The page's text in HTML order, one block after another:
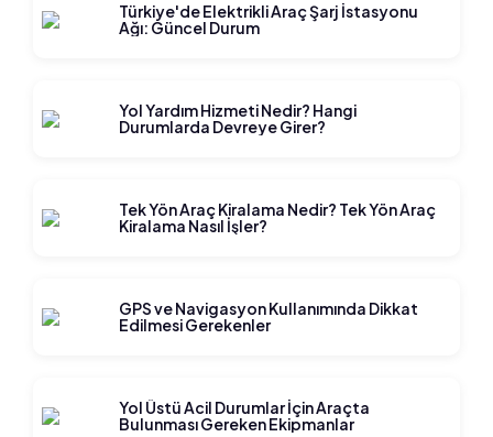
Türkiye'de Elektrikli Araç Şarj İstasyonu
Ağı: Güncel Durum
Yol Yardım Hizmeti Nedir? Hangi
Durumlarda Devreye Girer?
Tek Yön Araç Kiralama Nedir? Tek Yön Araç
Kiralama Nasıl İşler?
GPS ve Navigasyon Kullanımında Dikkat
Edilmesi Gerekenler
Yol Üstü Acil Durumlar İçin Araçta
Bulunması Gereken Ekipmanlar